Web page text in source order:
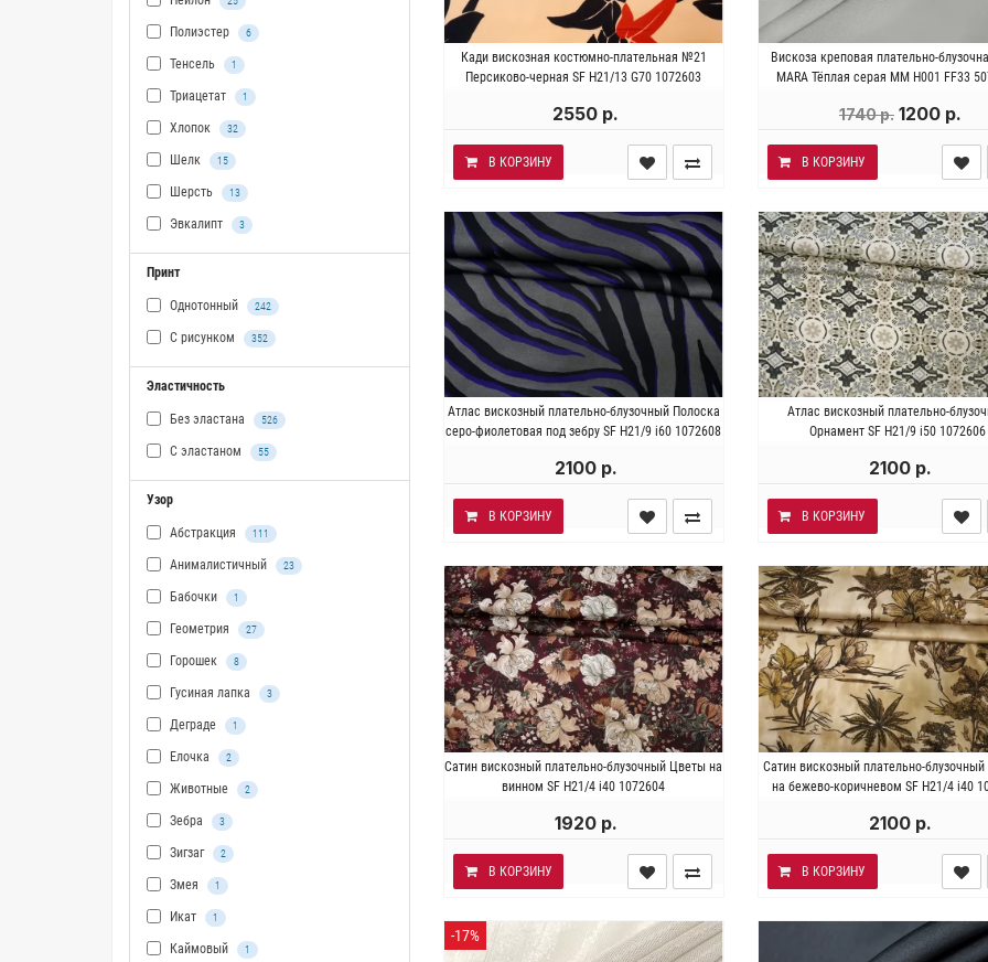
Полиэстер 6
Тенсель 1
Триацетат 1
Хлопок 32
Шелк 15
Шерсть 13
Эвкалипт 3
Принт
Однотонный 242
С рисунком 352
Эластичность
Без эластана 526
С эластаном 55
Узор
Абстракция 111
Анималистичный 23
Бабочки 1
Геометрия 27
Горошек 8
Гусиная лапка 3
Деграде 1
Елочка 2
Животные 2
Зебра 3
Зигзаг 2
Змея 1
Икат 1
Каймовый 1
Кади вискозная костюмно-плательная №21
Персиково-черная SF H21/13 G70 1072603
Италия . Состав 97% вискоза 3%
эластан. Плотность ~180 гр/м2.
2550 р.
В КОРЗИНУ
Вискоза креповая плательно-
MARA Тёплая серая MM H001 FF33
Италия . Состав 100%
Плотность ~ 80 гр/м2. Ширина
1740 р. 1200 р.
В КОРЗИНУ
Атлас вискозный плательно-блузочный Полоска
серо-фиолетовая под зебру SF H21/9 i60 1072608
Италия . Состав 100% вискоза.
Плотность ~ 100 гр/м2. Ширина 130
2100 р.
В КОРЗИНУ
Атлас вискозный плательно-
Орнамент SF H21/9 i50 1072606
Италия . Состав 100%
Плотность ~110 гр/м2. Ширина
2100 р.
В КОРЗИНУ
Сатин вискозный плательно-блузочный Цветы на
винном SF H21/4 i40 1072604
Италия . Состав 100% вискоза.
Плотность ~120 гр/м2. Ширина 146 см.
1920 р.
В КОРЗИНУ
Сатин вискозный плательно-
на бежево-коричневом SF H21/4 i40
Италия . Состав 100%
Плотность ~100 гр/м2. Ширина
2100 р.
В КОРЗИНУ
-17%